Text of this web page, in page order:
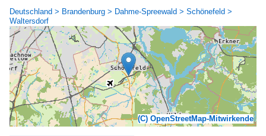
Deutschland > Brandenburg > Dahme-Spreewald > Schönefeld >
Waltersdorf
(C) OpenStreetMap-Mitwirkende